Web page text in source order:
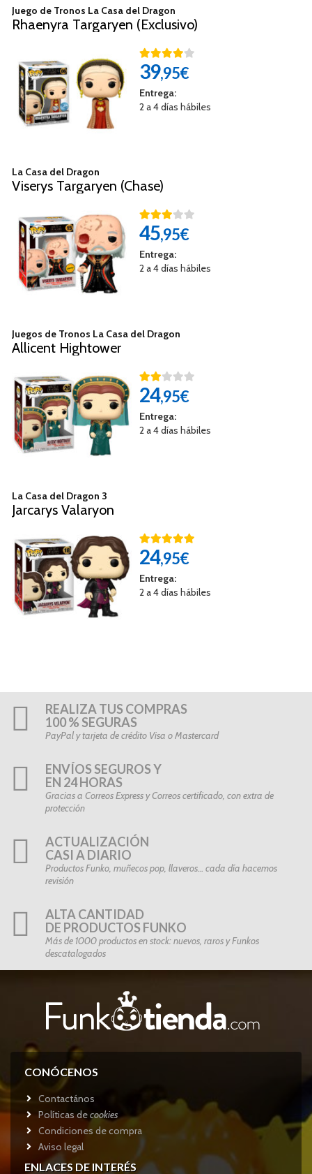
Juego de Tronos La Casa del Dragon
Rhaenyra Targaryen (Exclusivo)
39,95€
Entrega:
2 a 4 días hábiles
La Casa del Dragon
Viserys Targaryen (Chase)
45,95€
Entrega:
2 a 4 días hábiles
Juegos de Tronos La Casa del Dragon
Allicent Hightower
24,95€
Entrega:
2 a 4 días hábiles
La Casa del Dragon 3
Jarcarys Valaryon
24,95€
Entrega:
2 a 4 días hábiles
REALIZA TUS COMPRAS
100 % SEGURAS
PayPal y tarjeta de crédito Visa o Mastercard
ENVÍOS SEGUROS Y
EN 24 HORAS
Gracias a Correos Express y Correos certificado, con extra de
protección
ACTUALIZACIÓN
CASI A DIARIO
Productos Funko, muñecos pop, llaveros… cada día hacemos
revisión
ALTA CANTIDAD
DE PRODUCTOS FUNKO
Más de 1000 productos en stock: nuevos, raros y Funkos
descatalogados
CONÓCENOS
Contactános
Políticas decookies
Condiciones de compra
Aviso legal
ENLACES DE INTERÉS